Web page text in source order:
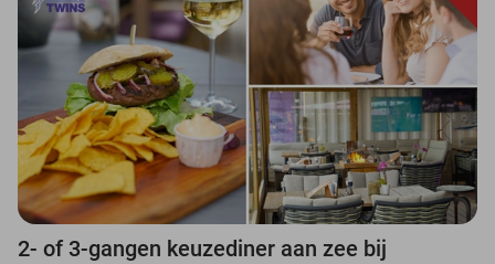
2- of 3-gangen keuzediner aan zee bij